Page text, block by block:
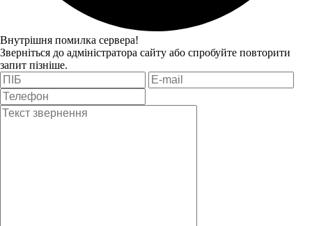
Внутрішня помилка сервера!
Зверніться до адміністратора сайту або спробуйте повторити
запит пізніше.